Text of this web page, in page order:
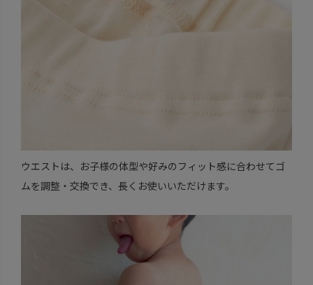
ウエストは、お子様の体型や好みのフィット感に合わせてゴ
ムを調整・交換でき、長くお使いいただけます。